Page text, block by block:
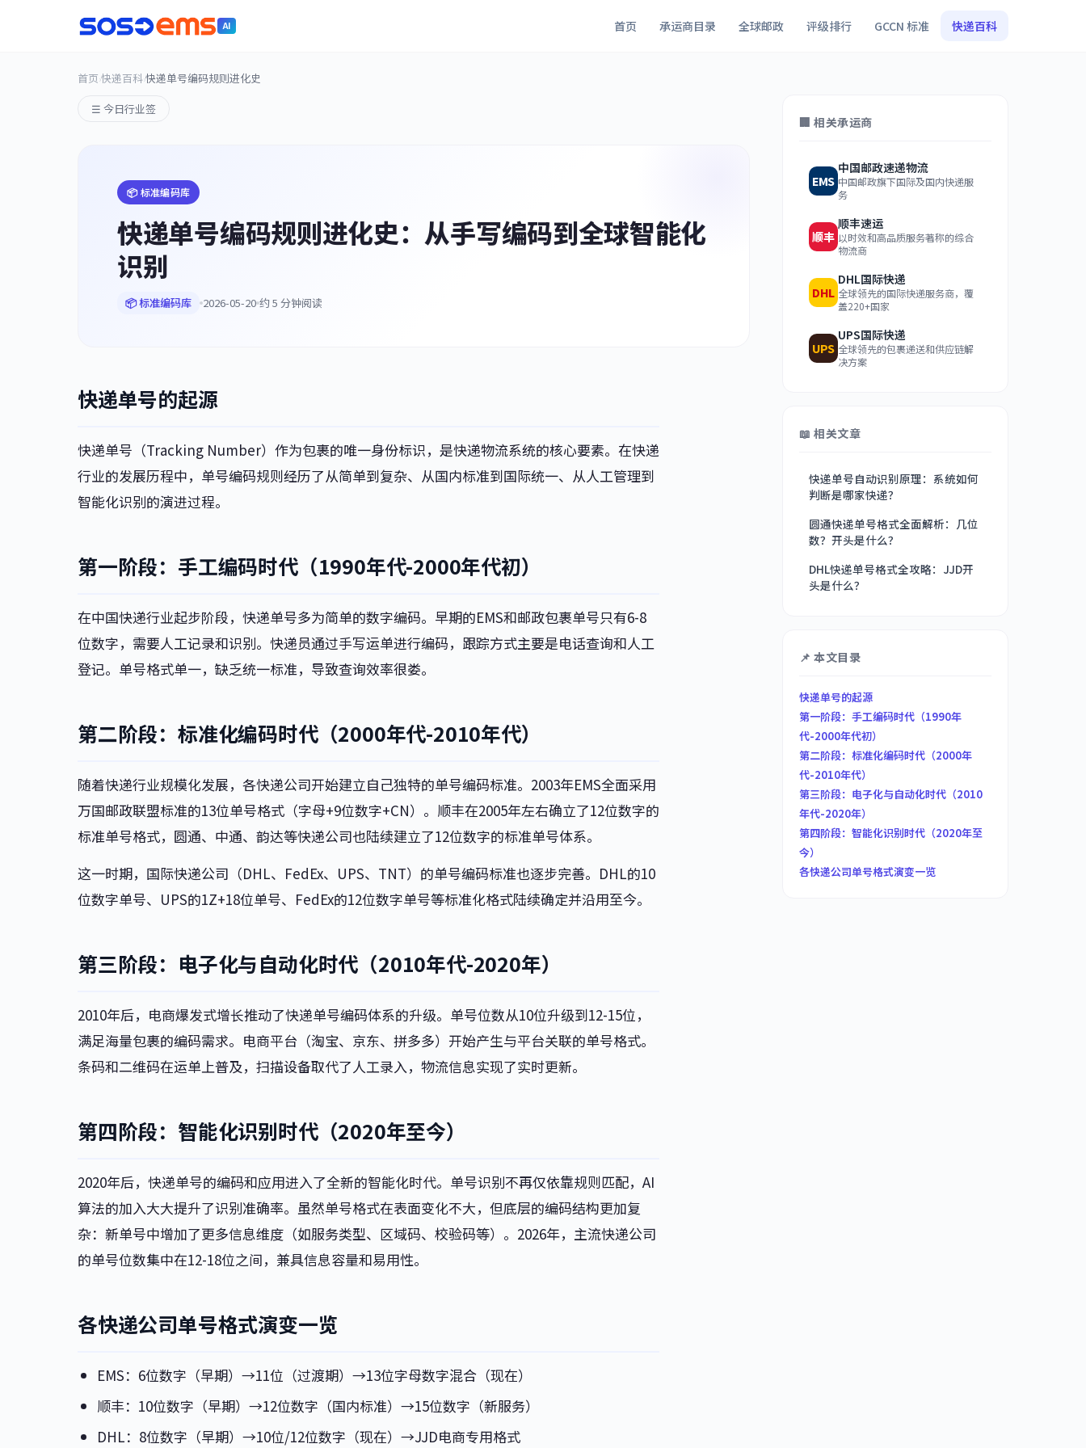
AI 首页 承运商目录 全球邮政 评级排行 GCCN 标准 快递百科
首页›快递百科›快递单号编码规则进化史
☰ 今日行业签
📦 标准编码库
快递单号编码规则进化史：从手写编码到全球智能化
识别
📦 标准编码库 2026-05-20 约 5 分钟阅读
快递单号的起源
快递单号（Tracking Number）作为包裹的唯一身份标识，是快递物流系统的核心要素。在快递
行业的发展历程中，单号编码规则经历了从简单到复杂、从国内标准到国际统一、从人工管理到
智能化识别的演进过程。
第一阶段：手工编码时代（1990年代-2000年代初）
在中国快递行业起步阶段，快递单号多为简单的数字编码。早期的EMS和邮政包裹单号只有6-8
位数字，需要人工记录和识别。快递员通过手写运单进行编码，跟踪方式主要是电话查询和人工
登记。单号格式单一，缺乏统一标准，导致查询效率很娄。
第二阶段：标准化编码时代（2000年代-2010年代）
随着快递行业规模化发展，各快递公司开始建立自己独特的单号编码标准。2003年EMS全面采用
万国邮政联盟标准的13位单号格式（字母+9位数字+CN）。顺丰在2005年左右确立了12位数字的
标准单号格式，圆通、中通、韵达等快递公司也陆续建立了12位数字的标准单号体系。
这一时期，国际快递公司（DHL、FedEx、UPS、TNT）的单号编码标准也逐步完善。DHL的10
位数字单号、UPS的1Z+18位单号、FedEx的12位数字单号等标准化格式陆续确定并沿用至今。
第三阶段：电子化与自动化时代（2010年代-2020年）
2010年后，电商爆发式增长推动了快递单号编码体系的升级。单号位数从10位升级到12-15位，
满足海量包裹的编码需求。电商平台（淘宝、京东、拼多多）开始产生与平台关联的单号格式。
条码和二维码在运单上普及，扫描设备取代了人工录入，物流信息实现了实时更新。
第四阶段：智能化识别时代（2020年至今）
2020年后，快递单号的编码和应用进入了全新的智能化时代。单号识别不再仅依靠规则匹配，AI
算法的加入大大提升了识别准确率。虽然单号格式在表面变化不大，但底层的编码结构更加复
杂：新单号中增加了更多信息维度（如服务类型、区域码、校验码等）。2026年，主流快递公司
的单号位数集中在12-18位之间，兼具信息容量和易用性。
各快递公司单号格式演变一览
EMS：6位数字（早期）→11位（过渡期）→13位字母数字混合（现在）
顺丰：10位数字（早期）→12位数字（国内标准）→15位数字（新服务）
DHL：8位数字（早期）→10位/12位数字（现在）→JJD电商专用格式
🏢 相关承运商
EMS
中国邮政速递物流
中国邮政旗下国际及国内快递服
务
顺丰
顺丰速运
以时效和高品质服务著称的综合
物流商
DHL
DHL国际快递
全球领先的国际快递服务商，覆
盖220+国家
UPS
UPS国际快递
全球领先的包裹递送和供应链解
决方案
📖 相关文章
快递单号自动识别原理：系统如何
判断是哪家快递？
圆通快递单号格式全面解析：几位
数？开头是什么？
DHL快递单号格式全攻略：JJD开
头是什么？
📌 本文目录
快递单号的起源
第一阶段：手工编码时代（1990年
代-2000年代初）
第二阶段：标准化编码时代（2000年
代-2010年代）
第三阶段：电子化与自动化时代（2010
年代-2020年）
第四阶段：智能化识别时代（2020年至
今）
各快递公司单号格式演变一览